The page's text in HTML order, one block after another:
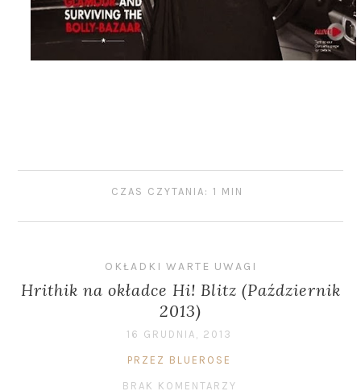
CZAS CZYTANIA: 1 MIN
OKŁADKI WARTE UWAGI
Hrithik na okładce Hi! Blitz (Październik
2013)
16 GRUDNIA, 2013
PRZEZ BLUEROSE
BRAK KOMENTARZY